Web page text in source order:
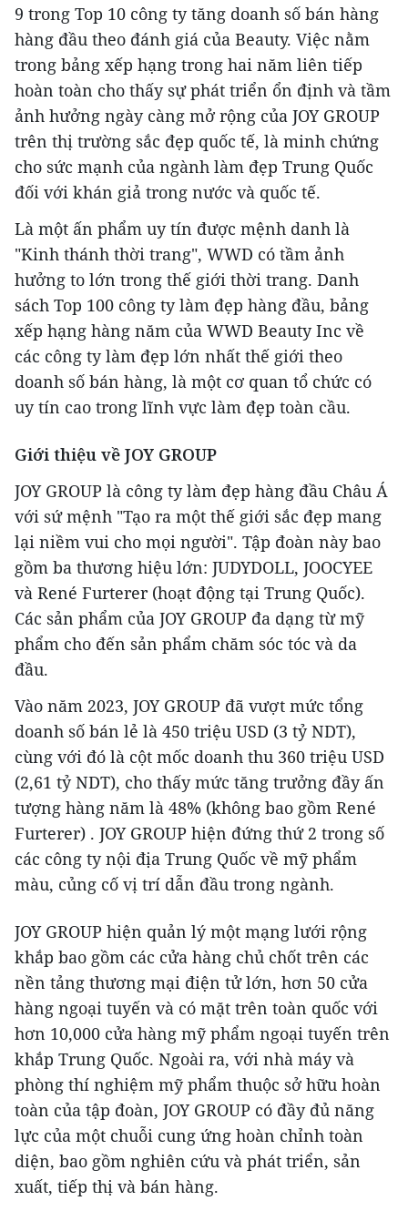
9 trong Top 10 công ty tăng doanh số bán hàng
hàng đầu theo đánh giá của Beauty. Việc nằm
trong bảng xếp hạng trong hai năm liên tiếp
hoàn toàn cho thấy sự phát triển ổn định và tầm
ảnh hưởng ngày càng mở rộng của JOY GROUP
trên thị trường sắc đẹp quốc tế, là minh chứng
cho sức mạnh của ngành làm đẹp Trung Quốc
đối với khán giả trong nước và quốc tế.
Là một ấn phẩm uy tín được mệnh danh là
"Kinh thánh thời trang", WWD có tầm ảnh
hưởng to lớn trong thế giới thời trang. Danh
sách Top 100 công ty làm đẹp hàng đầu, bảng
xếp hạng hàng năm của WWD Beauty Inc về
các công ty làm đẹp lớn nhất thế giới theo
doanh số bán hàng, là một cơ quan tổ chức có
uy tín cao trong lĩnh vực làm đẹp toàn cầu.
Giới thiệu về JOY GROUP
JOY GROUP là công ty làm đẹp hàng đầu Châu Á
với sứ mệnh "Tạo ra một thế giới sắc đẹp mang
lại niềm vui cho mọi người". Tập đoàn này bao
gồm ba thương hiệu lớn: JUDYDOLL, JOOCYEE
và René Furterer (hoạt động tại Trung Quốc).
Các sản phẩm của JOY GROUP đa dạng từ mỹ
phẩm cho đến sản phẩm chăm sóc tóc và da
đầu.
Vào năm 2023, JOY GROUP đã vượt mức tổng
doanh số bán lẻ là 450 triệu USD (3 tỷ NDT),
cùng với đó là cột mốc doanh thu 360 triệu USD
(2,61 tỷ NDT), cho thấy mức tăng trưởng đầy ấn
tượng hàng năm là 48% (không bao gồm René
Furterer) . JOY GROUP hiện đứng thứ 2 trong số
các công ty nội địa Trung Quốc về mỹ phẩm
màu, củng cố vị trí dẫn đầu trong ngành.
JOY GROUP hiện quản lý một mạng lưới rộng
khắp bao gồm các cửa hàng chủ chốt trên các
nền tảng thương mại điện tử lớn, hơn 50 cửa
hàng ngoại tuyến và có mặt trên toàn quốc với
hơn 10,000 cửa hàng mỹ phẩm ngoại tuyến trên
khắp Trung Quốc. Ngoài ra, với nhà máy và
phòng thí nghiệm mỹ phẩm thuộc sở hữu hoàn
toàn của tập đoàn, JOY GROUP có đầy đủ năng
lực của một chuỗi cung ứng hoàn chỉnh toàn
diện, bao gồm nghiên cứu và phát triển, sản
xuất, tiếp thị và bán hàng.